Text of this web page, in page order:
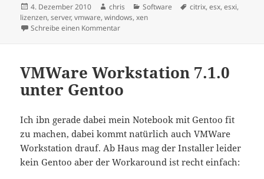
Veröffentlicht
am
4. Dezember 2010 Autor
chris Kategorien
Software Schlagwörter
citrix,esx,esxi,
lizenzen,server,vmware,windows,xen
Schreibe einen Kommentarzu Lizenzierung in der Virtualisierung
VMWare Workstation 7.1.0
unter Gentoo
Ich ibn gerade dabei mein Notebook mit Gentoo fit
zu machen, dabei kommt natürlich auch VMWare
Workstation drauf. Ab Haus mag der Installer leider
kein Gentoo aber der Workaround ist recht einfach: